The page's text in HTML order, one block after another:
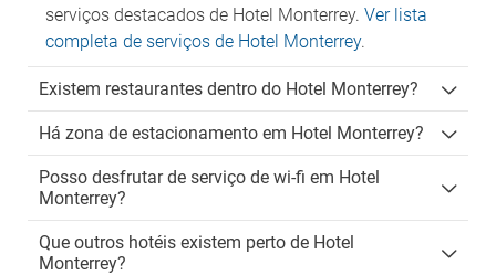
serviços destacados de Hotel Monterrey. Ver lista
completa de serviços de Hotel Monterrey.
Existem restaurantes dentro do Hotel Monterrey?
Há zona de estacionamento em Hotel Monterrey?
Posso desfrutar de serviço de wi-fi em Hotel
Monterrey?
Que outros hotéis existem perto de Hotel
Monterrey?